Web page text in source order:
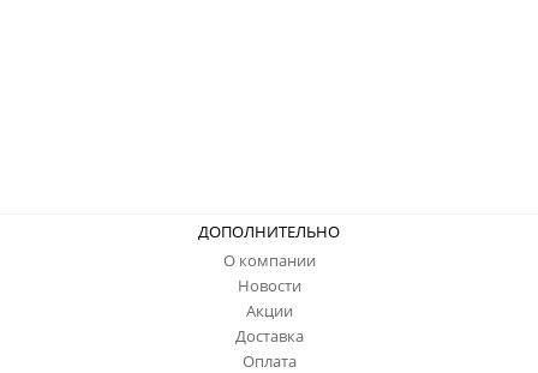
ДОПОЛНИТЕЛЬНО
О компании
Новости
Акции
Доставка
Оплата